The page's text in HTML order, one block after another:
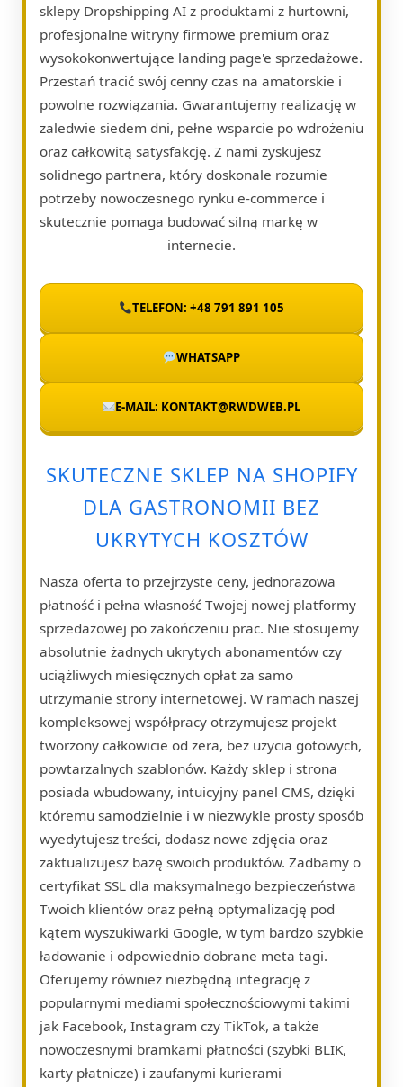
sklepy Dropshipping AI z produktami z hurtowni,
profesjonalne witryny firmowe premium oraz
wysokokonwertujące landing page'e sprzedażowe.
Przestań tracić swój cenny czas na amatorskie i
powolne rozwiązania. Gwarantujemy realizację w
zaledwie siedem dni, pełne wsparcie po wdrożeniu
oraz całkowitą satysfakcję. Z nami zyskujesz
solidnego partnera, który doskonale rozumie
potrzeby nowoczesnego rynku e-commerce i
skutecznie pomaga budować silną markę w
internecie.
TELEFON: +48 791 891 105
WHATSAPP
E-MAIL: KONTAKT@RWDWEB.PL
SKUTECZNE SKLEP NA SHOPIFY
DLA GASTRONOMII BEZ
UKRYTYCH KOSZTÓW
Nasza oferta to przejrzyste ceny, jednorazowa
płatność i pełna własność Twojej nowej platformy
sprzedażowej po zakończeniu prac. Nie stosujemy
absolutnie żadnych ukrytych abonamentów czy
uciążliwych miesięcznych opłat za samo
utrzymanie strony internetowej. W ramach naszej
kompleksowej współpracy otrzymujesz projekt
tworzony całkowicie od zera, bez użycia gotowych,
powtarzalnych szablonów. Każdy sklep i strona
posiada wbudowany, intuicyjny panel CMS, dzięki
któremu samodzielnie i w niezwykle prosty sposób
wyedytujesz treści, dodasz nowe zdjęcia oraz
zaktualizujesz bazę swoich produktów. Zadbamy o
certyfikat SSL dla maksymalnego bezpieczeństwa
Twoich klientów oraz pełną optymalizację pod
kątem wyszukiwarki Google, w tym bardzo szybkie
ładowanie i odpowiednio dobrane meta tagi.
Oferujemy również niezbędną integrację z
popularnymi mediami społecznościowymi takimi
jak Facebook, Instagram czy TikTok, a także
nowoczesnymi bramkami płatności (szybki BLIK,
karty płatnicze) i zaufanymi kurierami